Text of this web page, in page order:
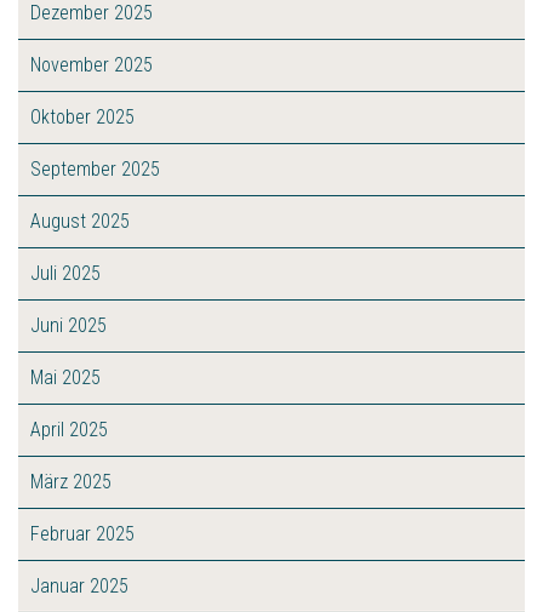
Dezember 2025
November 2025
Oktober 2025
September 2025
August 2025
Juli 2025
Juni 2025
Mai 2025
April 2025
März 2025
Februar 2025
Januar 2025